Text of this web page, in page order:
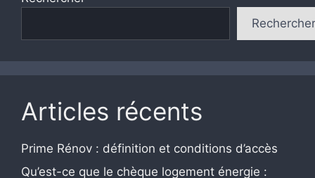
Rechercher
Articles récents
Prime Rénov : définition et conditions d’accès
Qu’est-ce que le chèque logement énergie :